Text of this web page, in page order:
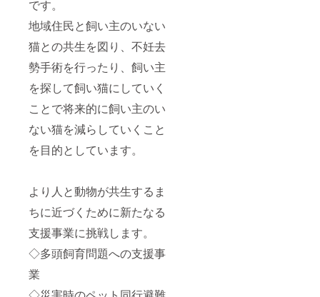
です。
地域住民と飼い主のいない
猫との共生を図り、不妊去
勢手術を行ったり、飼い主
を探して飼い猫にしていく
ことで将来的に飼い主のい
ない猫を減らしていくこと
を目的としています。
より人と動物が共生するま
ちに近づくために新たなる
支援事業に挑戦します。
◇多頭飼育問題への支援事
業